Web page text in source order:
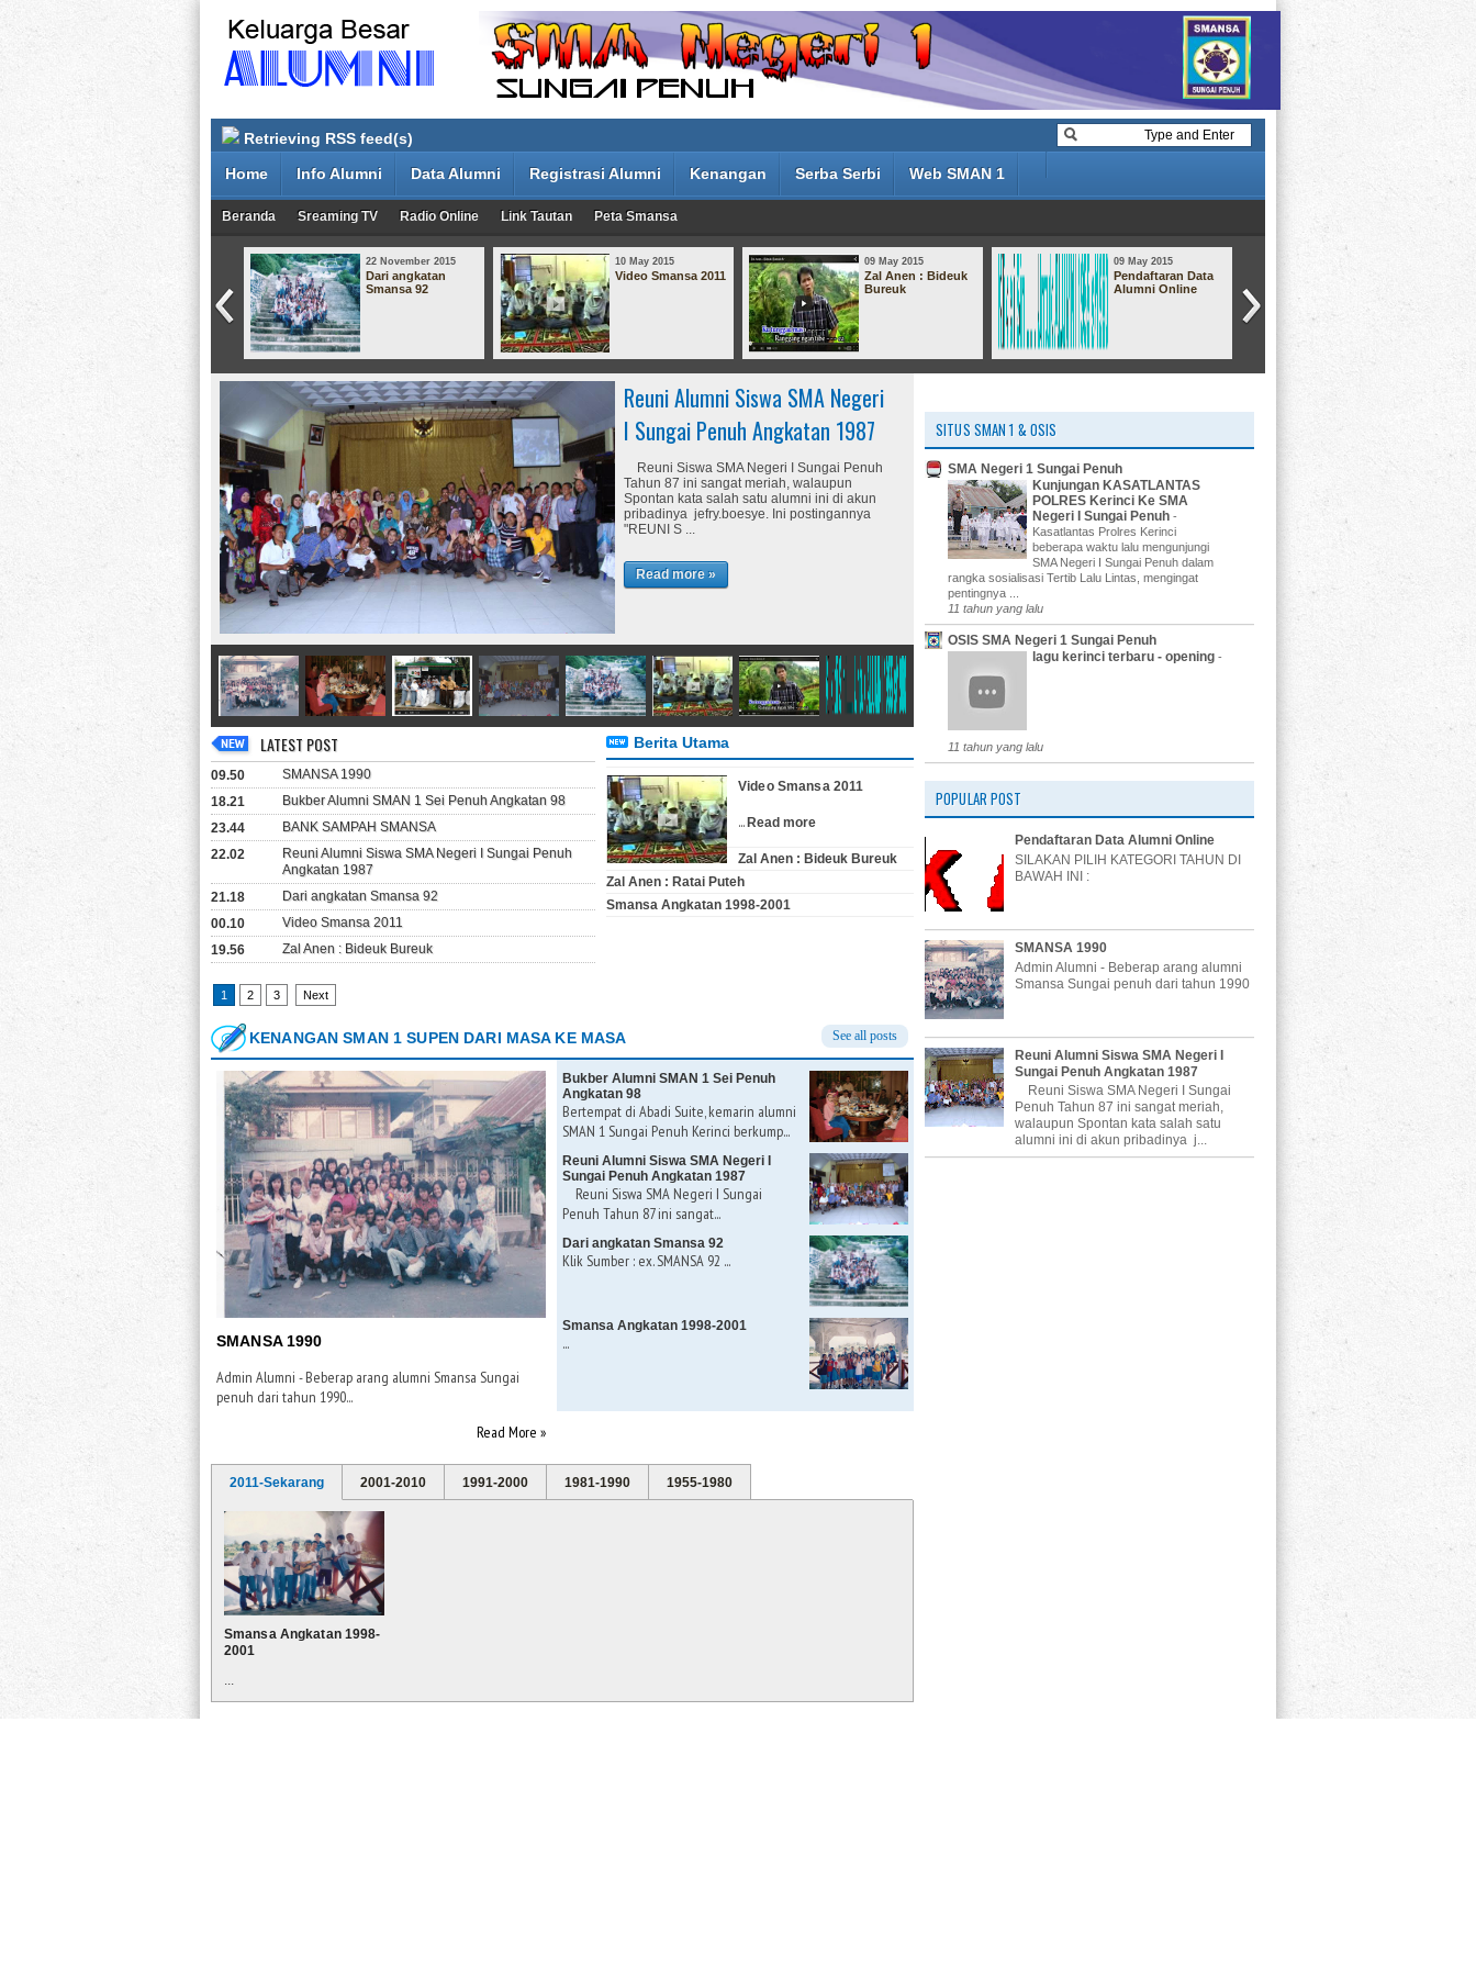
Retrieving RSS feed(s)
Home
Info Alumni Data Alumni Registrasi Alumni Kenangan Serba Serbi Web SMAN 1
Beranda Sreaming TV Radio Online Link Tautan Peta Smansa
22 November 2015
Siswa SMA Negeri I
22 November 2015
Dari angkatan
Smansa 92
10 May 2015
Video Smansa 2011
09 May 2015
Zal Anen : Bideuk
Bureuk
09 May 2015
Pendaftaran Data
Alumni Online
Reuni Alumni Siswa SMA Negeri
I Sungai Penuh Angkatan 1987
Reuni Siswa SMA Negeri I Sungai Penuh
Tahun 87 ini sangat meriah, walaupun
Spontan kata salah satu alumni ini di akun
pribadinya jefry.boesye. Ini postingannya
"REUNI S ...
Read more »
LATEST POST
09.50
SMANSA 1990
18.21
Bukber Alumni SMAN 1 Sei Penuh Angkatan 98
23.44
BANK SAMPAH SMANSA
22.02
Reuni Alumni Siswa SMA Negeri I Sungai Penuh
Angkatan 1987
21.18
Dari angkatan Smansa 92
00.10
Video Smansa 2011
19.56
Zal Anen : Bideuk Bureuk
1 2 3 Next
Berita Utama
Video Smansa 2011
... Read more
Zal Anen : Bideuk Bureuk
Zal Anen : Ratai Puteh
Smansa Angkatan 1998-2001
SITUS SMAN 1 & OSIS
SMA Negeri 1 Sungai Penuh
Kunjungan KASATLANTAS
POLRES Kerinci Ke SMA
Negeri I Sungai Penuh -
Kasatlantas Prolres Kerinci
beberapa waktu lalu mengunjungi
SMA Negeri I Sungai Penuh dalam
rangka sosialisasi Tertib Lalu Lintas, mengingat
pentingnya ...
11 tahun yang lalu
OSIS SMA Negeri 1 Sungai Penuh
lagu kerinci terbaru - opening -
11 tahun yang lalu
POPULAR POST
Pendaftaran Data Alumni Online
SILAKAN PILIH KATEGORI TAHUN DI
BAWAH INI :
SMANSA 1990
Admin Alumni - Beberap arang alumni
Smansa Sungai penuh dari tahun 1990
Reuni Alumni Siswa SMA Negeri I
Sungai Penuh Angkatan 1987
Reuni Siswa SMA Negeri I Sungai
Penuh Tahun 87 ini sangat meriah,
walaupun Spontan kata salah satu
alumni ini di akun pribadinya j...
See all posts
KENANGAN SMAN 1 SUPEN DARI MASA KE MASA
SMANSA 1990
Admin Alumni - Beberap arang alumni Smansa Sungai
penuh dari tahun 1990...
Read More »
Bukber Alumni SMAN 1 Sei Penuh
Angkatan 98
Bertempat di Abadi Suite, kemarin alumni
SMAN 1 Sungai Penuh Kerinci berkump...
Reuni Alumni Siswa SMA Negeri I
Sungai Penuh Angkatan 1987
Reuni Siswa SMA Negeri I Sungai
Penuh Tahun 87 ini sangat...
Dari angkatan Smansa 92
Klik Sumber : ex. SMANSA 92 ...
Smansa Angkatan 1998-2001
...
2011-Sekarang 2001-2010 1991-2000 1981-1990 1955-1980
Smansa Angkatan 1998-
2001
...